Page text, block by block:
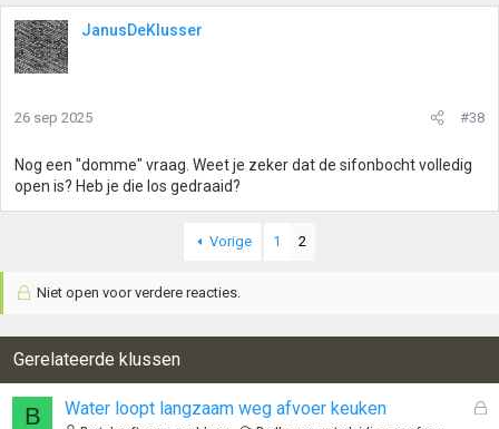
JanusDeKlusser
26 sep 2025 #38
Nog een "domme" vraag. Weet je zeker dat de sifonbocht volledig
open is? Heb je die los gedraaid?
Vorige 1 2
Niet open voor verdere reacties.
Gerelateerde klussen
B
G
Water loopt langzaam weg afvoer keuken